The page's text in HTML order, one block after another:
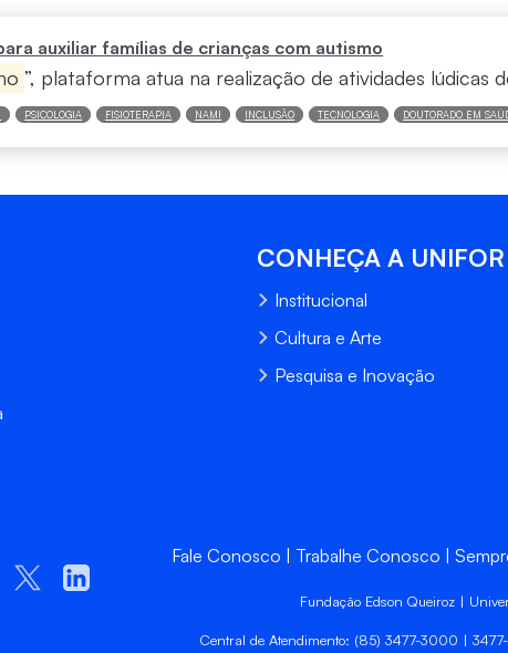
auxiliar famílias de crianças com autismo
”, plataforma atua na realização de atividades lúdicas
PSICOLOGIA FISIOTERAPIA NAMI INCLUSÃO TECNOLOGIA DOUTORADO EM
CONHEÇA A UNIFOR
Institucional
Cultura e Arte
Pesquisa e Inovação
Fale Conosco Trabalhe Conosco
Fundação Edson Queiroz |
Central de Atendimento: (85) 3477-3000 |